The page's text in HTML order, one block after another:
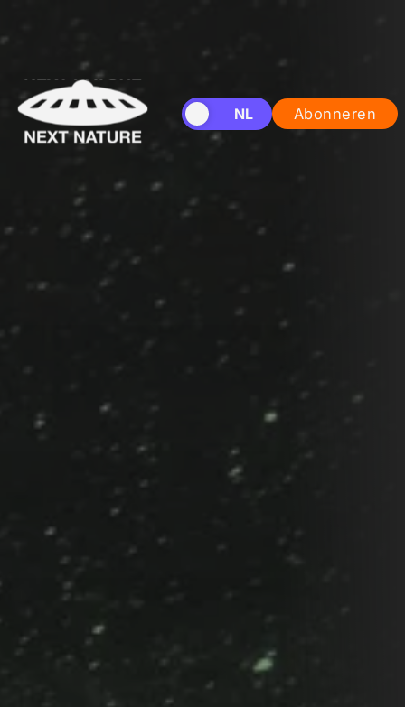
EN NL Abonneren